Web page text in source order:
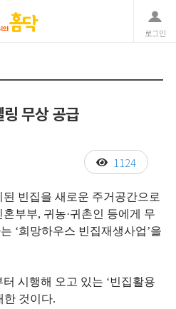
로그인
무상 공급
1124
빈집을 새로운 주거공간으로
부부, 귀농·귀촌인 등에게 무
‘희망하우스 빈집재생사업’을
시행해 오고 있는 ‘빈집활용
한 것이다.